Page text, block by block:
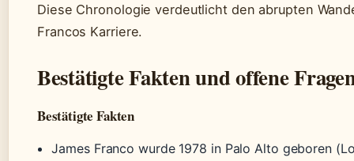
Diese Chronologie verdeutlicht den abrupten
Francos Karriere.
Bestätigte Fakten und offene
Bestätigte Fakten
James Franco wurde 1978 in Palo Alto geboren